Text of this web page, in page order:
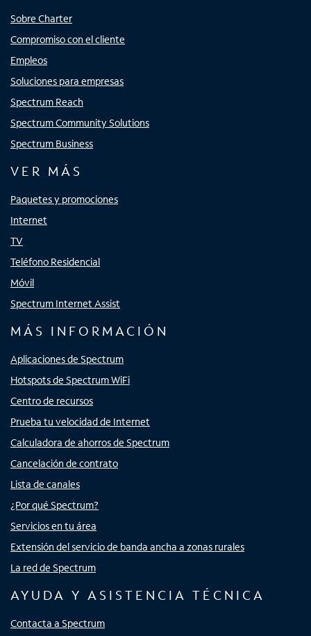
Sobre Charter
Compromiso con el cliente
Empleos
Soluciones para empresas
Spectrum Reach
Spectrum Community Solutions
Spectrum Business
VER MÁS
Paquetes y promociones
Internet
TV
Teléfono Residencial
Móvil
Spectrum Internet Assist
MÁS INFORMACIÓN
Aplicaciones de Spectrum
Hotspots de Spectrum WiFi
Centro de recursos
Prueba tu velocidad de Internet
Calculadora de ahorros de Spectrum
Cancelación de contrato
Lista de canales
¿Por qué Spectrum?
Servicios en tu área
Extensión del servicio de banda ancha a zonas rurales
La red de Spectrum
AYUDA Y ASISTENCIA TÉCNICA
Contacta a Spectrum